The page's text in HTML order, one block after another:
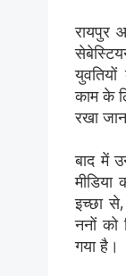
रायपुर
काम के
रखा
बाद में
इच्छा
ननों को
गया है।